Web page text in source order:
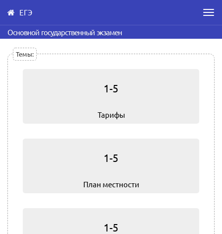
Skip
to
main
content
ЕГЭ
Основной государственный экзамен
Темы:
1-5
Тарифы
1-5
План местности
1-5